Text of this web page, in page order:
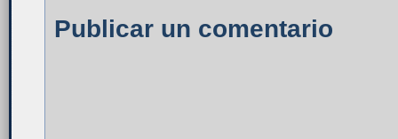
Publicar un comentario